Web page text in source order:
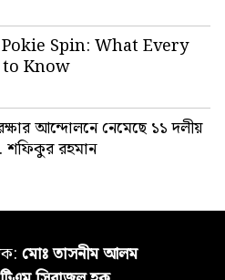
Spin: What Every
Know
আন্দোলনে নেমেছে ১১ দলীয়
শফিকুর রহমান
মোঃ তাসনীম আলম